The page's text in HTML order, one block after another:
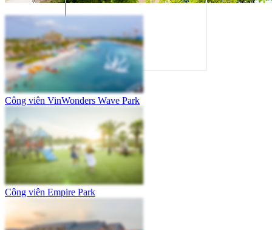
Công viên VinWonders Wave Park
Công viên Empire Park